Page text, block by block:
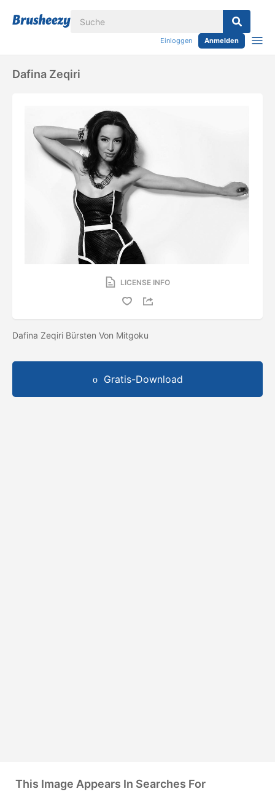
Einloggen Anmelden
Dafina Zeqiri
LICENSE INFO
Dafina Zeqiri Bürsten Von Mitgoku
Gratis-Download
This Image Appears In Searches For